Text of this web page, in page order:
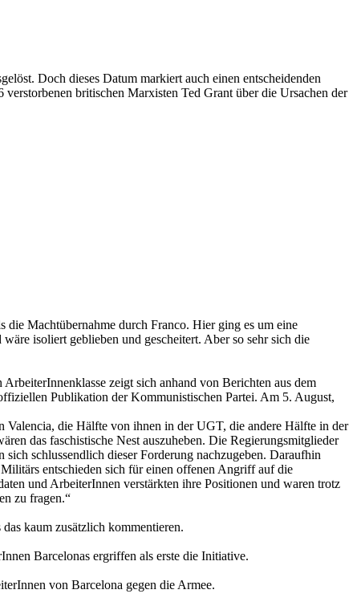
Doch dieses Datum markiert auch einen entscheidenden
britischen Marxisten Ted Grant über die Ursachen der
die Machtübernahme durch Franco. Hier ging es um eine
isoliert geblieben und gescheitert. Aber so sehr sich die
zeigt sich anhand von Berichten aus dem
Publikation der Kommunistischen Partei. Am 5. August,
Valencia, die Hälfte von ihnen in der UGT, die andere Hälfte in der
das faschistische Nest auszuheben. Die Regierungsmitglieder
schlussendlich dieser Forderung nachzugeben. Daraufhin
entschieden sich für einen offenen Angriff auf die
und ArbeiterInnen verstärkten ihre Positionen und waren trotz
zu fragen.“
kaum zusätzlich kommentieren.
Barcelonas ergriffen als erste die Initiative.
von Barcelona gegen die Armee.